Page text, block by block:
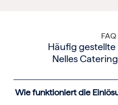
FAQ
Häufig gestellte
Nelles
Wie funktioniert die